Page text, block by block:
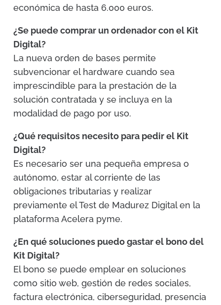
económica de hasta 6.000 euros.
¿Se puede comprar un ordenador con el Kit
Digital?
La nueva orden de bases permite
subvencionar el hardware cuando sea
imprescindible para la prestación de la
solución contratada y se incluya en la
modalidad de pago por uso.
¿Qué requisitos necesito para pedir el Kit
Digital?
Es necesario ser una pequeña empresa o
autónomo, estar al corriente de las
obligaciones tributarias y realizar
previamente el Test de Madurez Digital en la
plataforma Acelera pyme.
¿En qué soluciones puedo gastar el bono del
Kit Digital?
El bono se puede emplear en soluciones
como sitio web, gestión de redes sociales,
factura electrónica, ciberseguridad, presencia